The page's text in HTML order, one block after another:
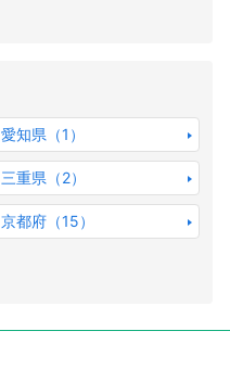
愛知県（1）
三重県（2）
京都府（15）